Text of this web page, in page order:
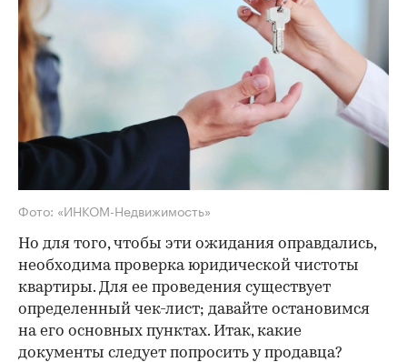
Фото: «ИНКОМ-Недвижимость»
Но для того, чтобы эти ожидания оправдались,
необходима проверка юридической чистоты
квартиры. Для ее проведения существует
определенный чек-лист; давайте остановимся
на его основных пунктах. Итак, какие
документы следует попросить у продавца?